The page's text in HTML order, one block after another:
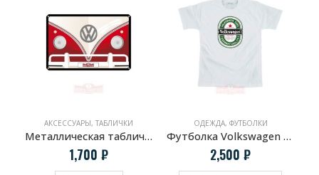
АКСЕССУАРЫ, ТАБЛИЧКИ
Металлическая табличка Volkswagen T1 Samba
1,700 ₽
ОДЕЖДА, ФУТБОЛКИ
Футболка Volkswagen Beer белая
2,500 ₽